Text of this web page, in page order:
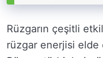
Rüzgarın çeşitli
rüzgar enerjisi elde